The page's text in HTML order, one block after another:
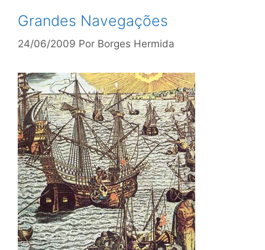
Grandes Navegações
24/06/2009 Por Borges Hermida